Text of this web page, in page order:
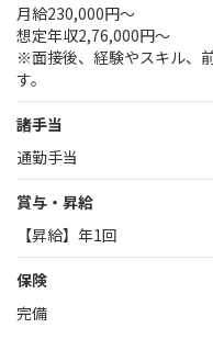
月給230,000円～
想定年収2,76,000円～
※面接後、経験やスキル、
す。
諸手当
通勤手当
賞与・昇給
【昇給】年1回
保険
完備